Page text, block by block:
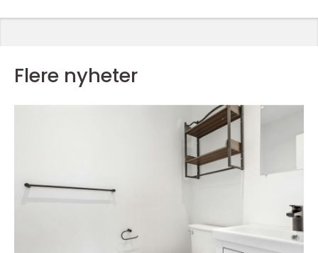
Flere nyheter